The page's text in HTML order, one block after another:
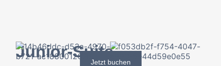
Jetzt buchen
Junior-Suite